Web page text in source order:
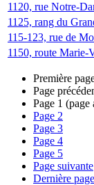
1120, rue Notre-
1125, rang du
115-123, rue de
1150, route Marie-
Première
Page
Page 1 (page
Page 2
Page 3
Page 4
Page 5
Page suivante
Dernière page